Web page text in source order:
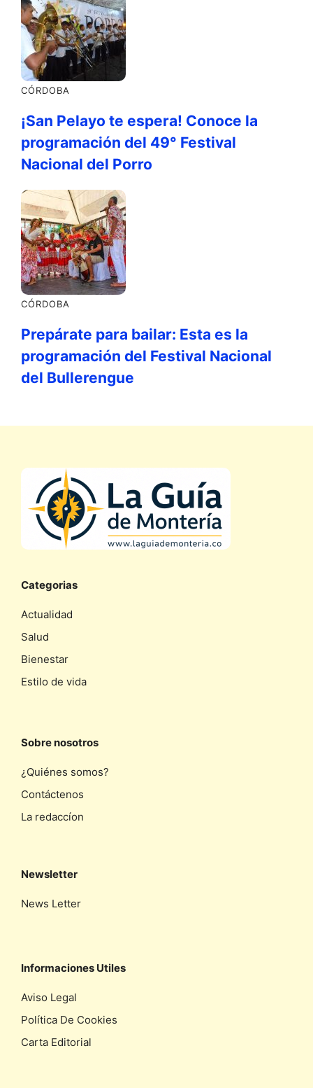
CÓRDOBA
¡San Pelayo te espera! Conoce la
programación del 49° Festival
Nacional del Porro
CÓRDOBA
Prepárate para bailar: Esta es la
programación del Festival Nacional
del Bullerengue
Categorias
Actualidad
Salud
Bienestar
Estilo de vida
Sobre nosotros
¿Quiénes somos?
Contáctenos
La redaccíon
Newsletter
News Letter
Informaciones Utiles
Aviso Legal
Política De Cookies
Carta Editorial